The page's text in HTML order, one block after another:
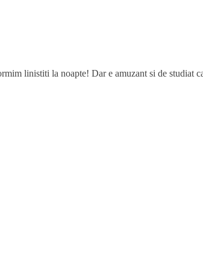
linistiti la noapte! Dar e amuzant si de studiat